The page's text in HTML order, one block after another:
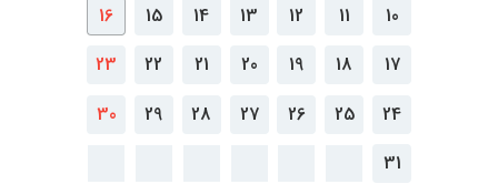
10
11
12
13
14
15
16
17
18
19
20
21
22
23
24
25
26
27
28
29
30
31